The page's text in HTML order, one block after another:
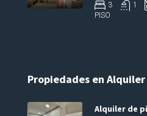
3 1
PISO
Propiedades en Alquiler
Alquiler de